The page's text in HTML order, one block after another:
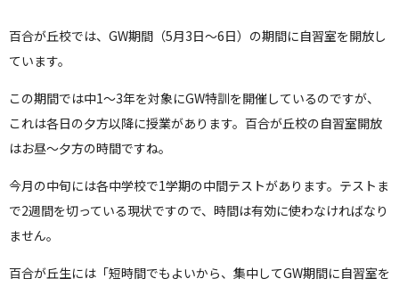
百合が丘校では、GW期間（5月3日～6日）の期間に自習室を開放し
ています。
この期間では中1～3年を対象にGW特訓を開催しているのですが、
これは各日の夕方以降に授業があります。百合が丘校の自習室開放
はお昼～夕方の時間ですね。
今月の中旬には各中学校で1学期の中間テストがあります。テストま
で2週間を切っている現状ですので、時間は有効に使わなければなり
ません。
百合が丘生には「短時間でもよいから、集中してGW期間に自習室を